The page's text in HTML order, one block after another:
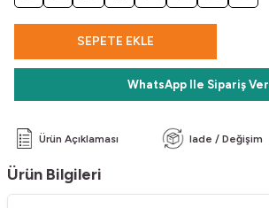
SEPETE EKLE
WhatsApp Ile Sipariş Ver
Ürün Açıklaması Iade / Değişim
Ürün Bilgileri